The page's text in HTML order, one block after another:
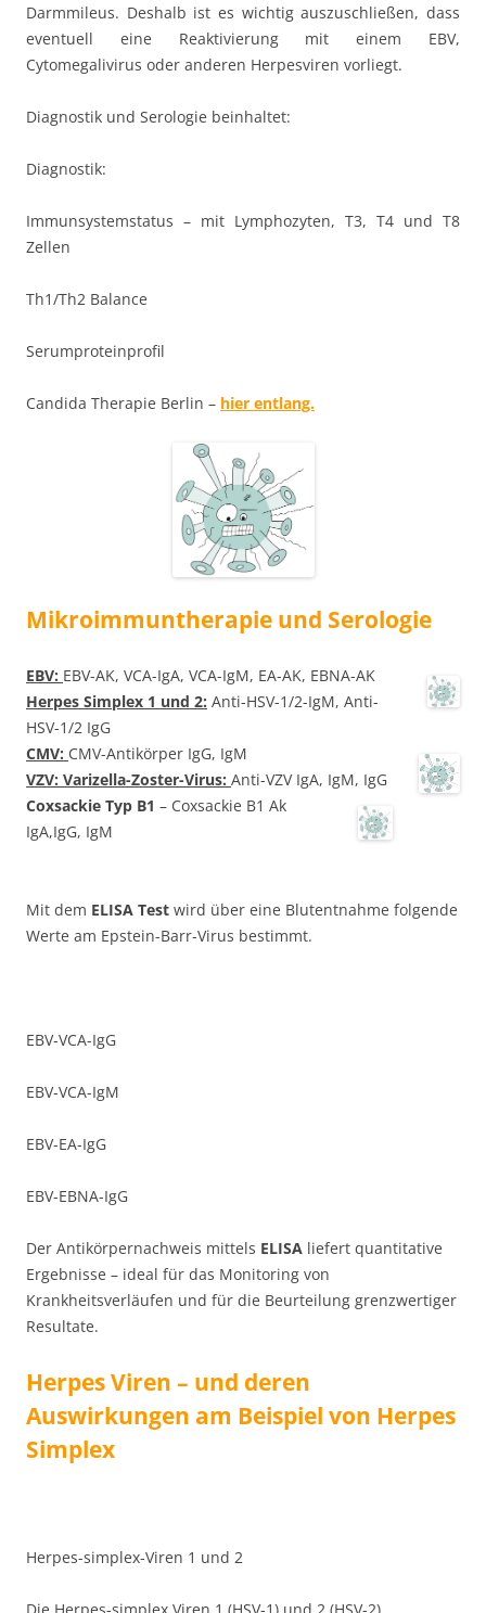
Darmmileus. Deshalb ist es wichtig auszuschließen, dass
eventuell eine Reaktivierung mit einem EBV,
Cytomegalivirus oder anderen Herpesviren vorliegt.
Diagnostik und Serologie beinhaltet:
Diagnostik:
Immunsystemstatus – mit Lymphozyten, T3, T4 und T8
Zellen
Th1/Th2 Balance
Serumproteinprofil
Candida Therapie Berlin – hier entlang.
Mikroimmuntherapie und Serologie
EBV: EBV-AK, VCA-IgA, VCA-IgM, EA-AK, EBNA-AK
Herpes Simplex 1 und 2: Anti-HSV-1/2-IgM, Anti-
HSV-1/2 IgG
CMV: CMV-Antikörper IgG, IgM
VZV: Varizella-Zoster-Virus: Anti-VZV IgA, IgM, IgG
Coxsackie Typ B1 – Coxsackie B1 Ak
IgA,IgG, IgM
Mit dem ELISA Test wird über eine Blutentnahme folgende
Werte am Epstein-Barr-Virus bestimmt.
EBV-VCA-IgG
EBV-VCA-IgM
EBV-EA-IgG
EBV-EBNA-IgG
Der Antikörpernachweis mittels ELISA liefert quantitative
Ergebnisse – ideal für das Monitoring von
Krankheitsverläufen und für die Beurteilung grenzwertiger
Resultate.
Herpes Viren – und deren
Auswirkungen am Beispiel von Herpes
Simplex
Herpes-simplex-Viren 1 und 2